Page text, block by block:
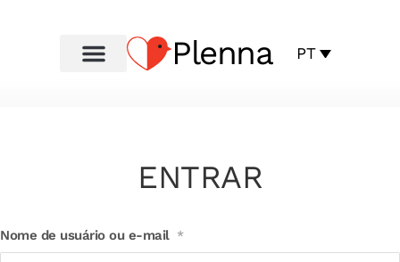
Plenna PT
ENTRAR
Nome de usuário ou e-mail *